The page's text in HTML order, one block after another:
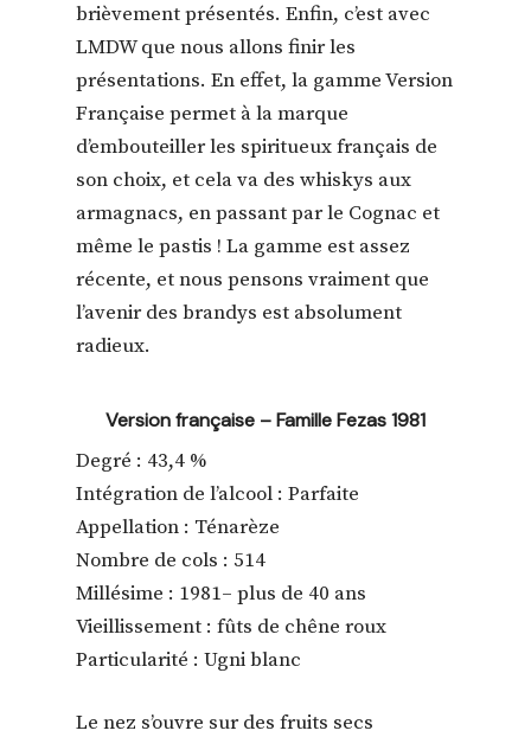
brièvement présentés. Enfin, c’est avec
LMDW que nous allons finir les
présentations. En effet, la gamme Version
Française permet à la marque
d’embouteiller les spiritueux français de
son choix, et cela va des whiskys aux
armagnacs, en passant par le Cognac et
même le pastis ! La gamme est assez
récente, et nous pensons vraiment que
l’avenir des brandys est absolument
radieux.
Version française – Famille Fezas 1981
Degré : 43,4 %
Intégration de l’alcool : Parfaite
Appellation : Ténarèze
Nombre de cols : 514
Millésime : 1981– plus de 40 ans
Vieillissement : fûts de chêne roux
Particularité : Ugni blanc
Le nez s’ouvre sur des fruits secs